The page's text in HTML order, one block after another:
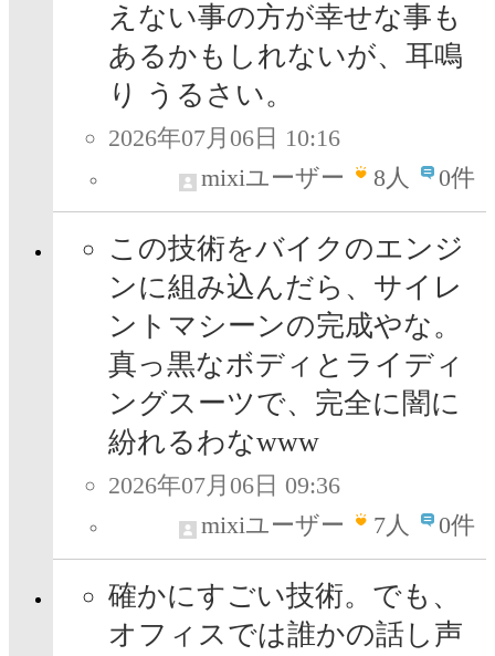
えない事の方が幸せな事も
あるかもしれないが、耳鳴
り うるさい。
2026年07月06日 10:16
mixiユーザー
8人 0件
この技術をバイクのエンジ
ンに組み込んだら、サイレ
ントマシーンの完成やな。
真っ黒なボディとライディ
ングスーツで、完全に闇に
紛れるわなwww
2026年07月06日 09:36
mixiユーザー
7人 0件
確かにすごい技術。でも、
オフィスでは誰かの話し声